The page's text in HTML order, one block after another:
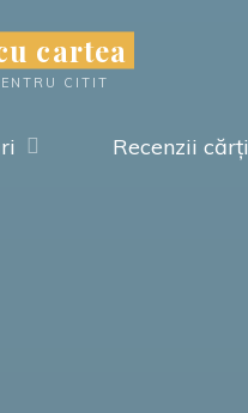
cartea
CITIT
Recenzii cărți